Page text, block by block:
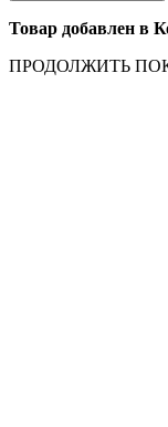
Товар добавлен в
ПРОДОЛЖИТЬ